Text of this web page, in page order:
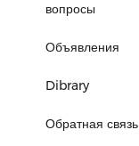
вопросы
Объявления
Dibrary
Обратная связь